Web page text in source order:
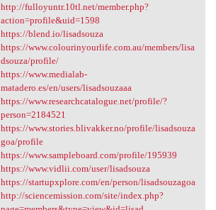
http://fulloyuntr.10tl.net/member.php?
action=profile&uid=1598
https://blend.io/lisadsouza
https://www.colourinyourlife.com.au/members/lisa
dsouza/profile/
https://www.medialab-
matadero.es/en/users/lisadsouzaaa
https://www.researchcatalogue.net/profile/?
person=2184521
https://www.stories.blivakker.no/profile/lisadsouza
goa/profile
https://www.sampleboard.com/profile/195939
https://www.vidlii.com/user/lisadsouza
https://startupxplore.com/en/person/lisadsouzagoa
http://sciencemission.com/site/index.php?